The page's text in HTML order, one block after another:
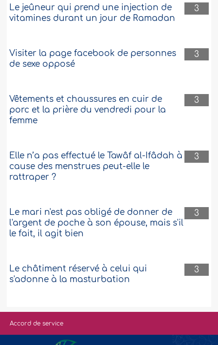
3
Le jeûneur qui prend une injection de
vitamines durant un jour de Ramadan
3
Visiter la page facebook de personnes
de sexe opposé
3
Vêtements et chaussures en cuir de
porc et la prière du vendredi pour la
femme
3
Elle n’a pas effectué le Tawâf al-Ifâdah à
cause des menstrues peut-elle le
rattraper ?
3
Le mari n'est pas obligé de donner de
l'argent de poche à son épouse, mais s'il
le fait, il agit bien
3
Le châtiment réservé à celui qui
s'adonne à la masturbation
Accord de service